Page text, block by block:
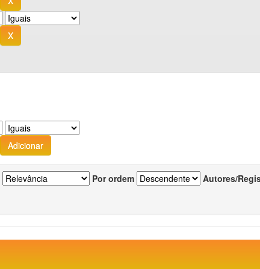
Por ordem Autores/